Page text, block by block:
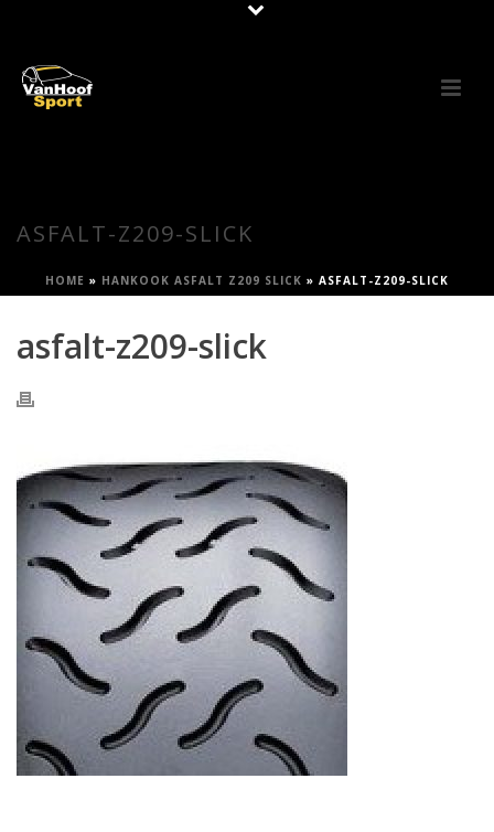
ASFALT-Z209-SLICK
HOME » HANKOOK ASFALT Z209 SLICK » ASFALT-Z209-SLICK
asfalt-z209-slick